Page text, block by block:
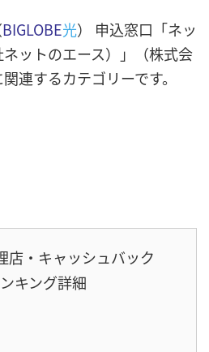
BIGLOBE光） 申込窓口「ネッ
ットのエース）」（株式会
連するカテゴリーです。
店・キャッシュバック
キング詳細